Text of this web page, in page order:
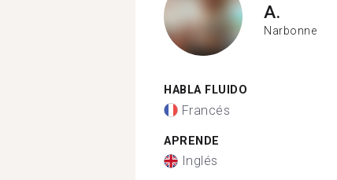
A.
Narbonne
HABLA FLUIDO
Francés
APRENDE
Inglés